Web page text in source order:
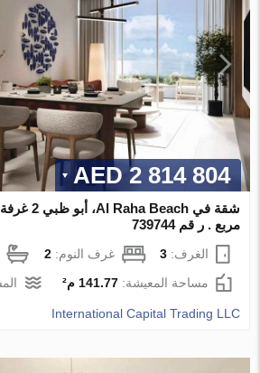
2 814 804 AED
مربع . ر قم 739744
الغرف:3 غرف النوم:2
مساحة المعيشة:141.77 م²
International Capital Trading LLC